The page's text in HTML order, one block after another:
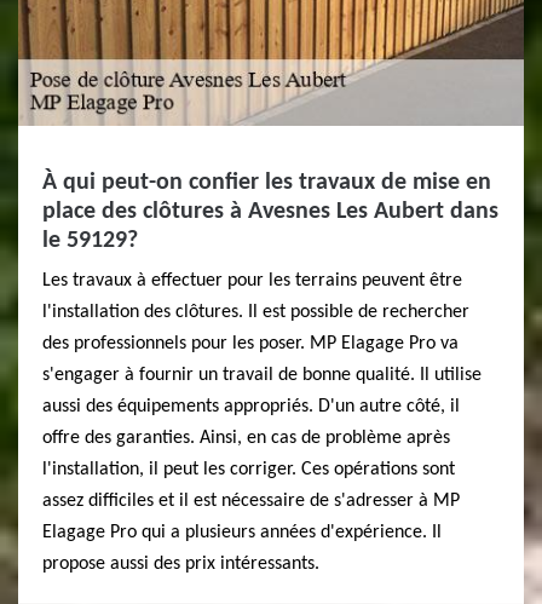
À qui peut-on confier les travaux de mise en
place des clôtures à Avesnes Les Aubert dans
le 59129?
Les travaux à effectuer pour les terrains peuvent être
l'installation des clôtures. Il est possible de rechercher
des professionnels pour les poser. MP Elagage Pro va
s'engager à fournir un travail de bonne qualité. Il utilise
aussi des équipements appropriés. D'un autre côté, il
offre des garanties. Ainsi, en cas de problème après
l'installation, il peut les corriger. Ces opérations sont
assez difficiles et il est nécessaire de s'adresser à MP
Elagage Pro qui a plusieurs années d'expérience. Il
propose aussi des prix intéressants.